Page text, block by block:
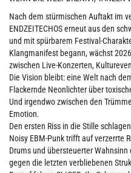
Nach dem stürmischen Auftakt im
ENDZEITECHOS erneut aus den
und mit spürbarem Festival-
Klangmanifest begann, wächst
zwischen Live-Konzerten,
Die Vision bleibt: eine Welt nach
Flackernde Neonlichter über
Und irgendwo zwischen den
Emotion.
Den ersten Riss in die Stille
Noisy EBM-Punk trifft auf verzerrte
Drums und übersteuerter
gegen die letzten verbliebenen